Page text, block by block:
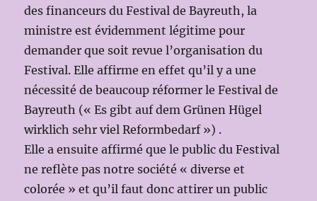
des financeurs du Festival de Bayreuth, la
ministre est évidemment légitime pour
demander que soit revue l’organisation du
Festival. Elle affirme en effet qu’il y a une
nécessité de beaucoup réformer le Festival de
Bayreuth (« Es gibt auf dem Grünen Hügel
wirklich sehr viel Reformbedarf ») .
Elle a ensuite affirmé que le public du Festival
ne reflète pas notre société « diverse et
colorée » et qu’il faut donc attirer un public